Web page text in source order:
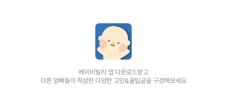
베이비빌리 앱 다운로드받고
다른 엄빠들이 작성한 다양한 고민&꿀팁글을 구경해보세요